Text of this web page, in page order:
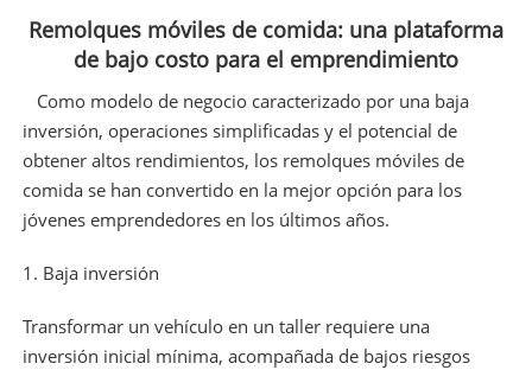
Remolques móviles de comida: una plataforma
de bajo costo para el emprendimiento
Como modelo de negocio caracterizado por una baja
inversión, operaciones simplificadas y el potencial de
obtener altos rendimientos, los remolques móviles de
comida se han convertido en la mejor opción para los
jóvenes emprendedores en los últimos años.
1. Baja inversión
Transformar un vehículo en un taller requiere una
inversión inicial mínima, acompañada de bajos riesgos